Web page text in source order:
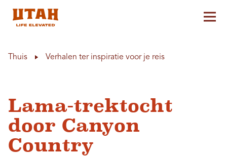
Thuis Verhalen ter inspiratie voor je reis
Lama-trektocht
door Canyon
Country